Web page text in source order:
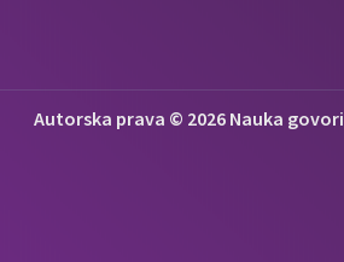
Autorska prava © 2026 Nauka govori